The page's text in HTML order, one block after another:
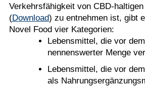
Verkehrsfähigkeit von CBD-
(Download) zu entnehmen ist, gibt
Novel Food vier Kategorien:
Lebensmittel, die vor
nennenswerter Menge
Lebensmittel, die vor
als